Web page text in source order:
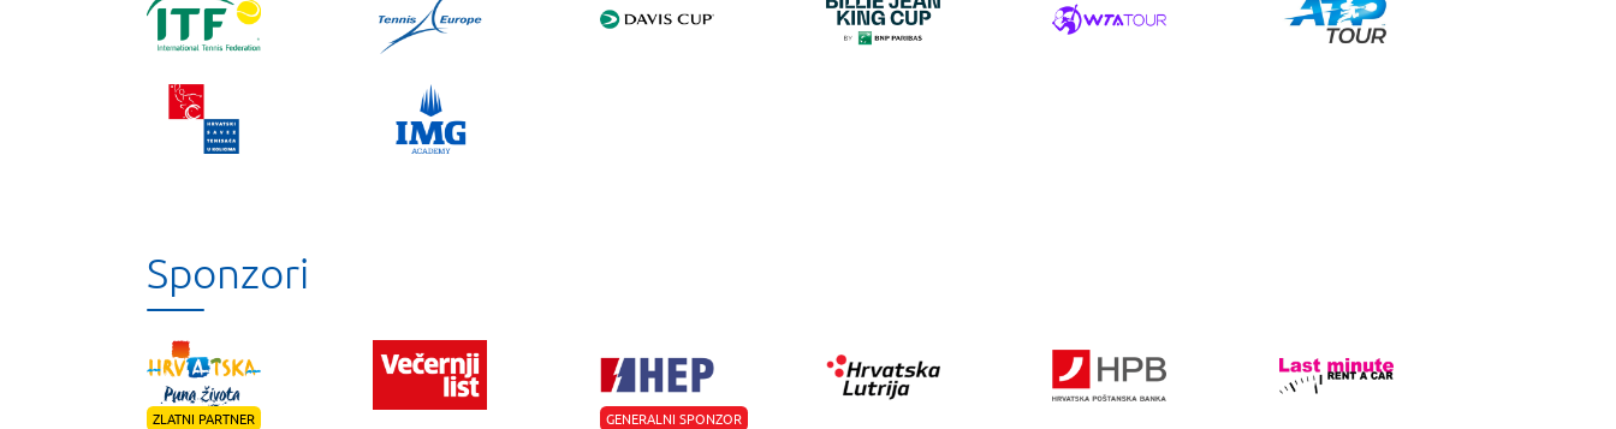
Sponzori
ZLATNI PARTNER GENERALNI SPONZOR